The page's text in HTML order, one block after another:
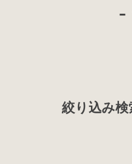
-
絞り込み